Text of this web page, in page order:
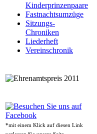
Kinderprinzenpaare
Fastnachtsumzüge
Sitzungs-
Chroniken
Liederheft
Vereinschronik
*mit einem Klick auf diesen Link